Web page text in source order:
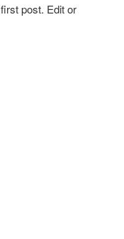
post. Edit or